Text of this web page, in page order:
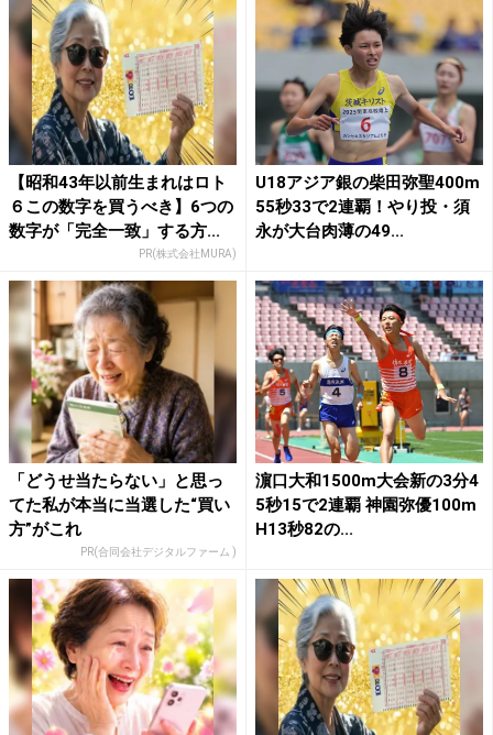
【昭和43年以前生まれはロト
６この数字を買うべき】6つの
数字が「完全一致」する方...
PR(株式会社MURA)
U18アジア銀の柴田弥聖400m
55秒33で2連覇！やり投・須
永が大台肉薄の49...
「どうせ当たらない」と思っ
てた私が本当に当選した“買い
方”がこれ
PR(合同会社デジタルファーム )
濵口大和1500m大会新の3分4
5秒15で2連覇 神園弥優100m
H13秒82の...